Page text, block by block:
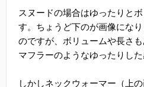
スヌードの場合はゆったりと
す。ちょうど下のが画像にな
のですが、ボリュームや長さも
マフラーのようなゆったりした
しかしネックウォーマー（上